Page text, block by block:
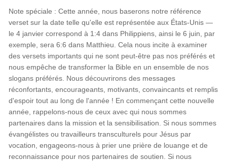
Note spéciale : Cette année, nous baserons notre référence
verset sur la date telle qu'elle est représentée aux États-Unis —
le 4 janvier correspond à 1:4 dans Philippiens, ainsi le 6 juin, par
exemple, sera 6:6 dans Matthieu. Cela nous incite à examiner
des versets importants qui ne sont peut-être pas nos préférés et
nous empêche de transformer la Bible en un ensemble de nos
slogans préférés. Nous découvrirons des messages
réconfortants, encourageants, motivants, convaincants et remplis
d'espoir tout au long de l'année ! En commençant cette nouvelle
année, rappelons-nous de ceux avec qui nous sommes
partenaires dans la mission et la sensibilisation. Si nous sommes
évangélistes ou travailleurs transculturels pour Jésus par
vocation, engageons-nous à prier une prière de louange et de
reconnaissance pour nos partenaires de soutien. Si nous